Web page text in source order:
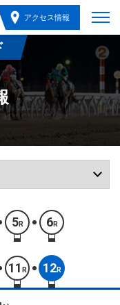
アクセス情報
5R 6R
11 R 12R